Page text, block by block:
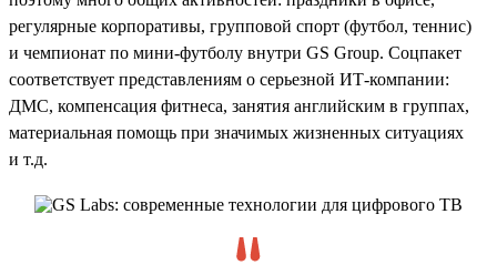
регулярные корпоративы, групповой спорт (футбол, теннис)
и чемпионат по мини-футболу внутри GS Group. Соцпакет
соответствует представлениям о серьезной ИТ-компании:
ДМС, компенсация фитнеса, занятия английским в группах,
материальная помощь при значимых жизненных ситуациях
и т.д.